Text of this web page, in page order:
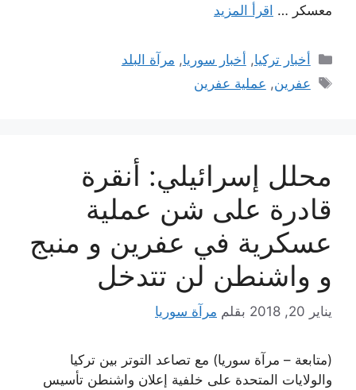
معسكر … اقرأ المزيد
التصنيفات
أخبار تركيا, أخبار سوريا, مرآة البلد
الوسوم
عفرين, عملية عفرين
محلل إسرائيلي: أنقرة
قادرة على شن عملية
عسكرية في عفرين و منبج
و واشنطن لن تتدخل
يناير 20, 2018 بقلم مرآة سوريا
(متابعة – مرآة سوريا) مع تصاعد التوتر بين تركيا
والولايات المتحدة على خلفية إعلان واشنطن تأسيس